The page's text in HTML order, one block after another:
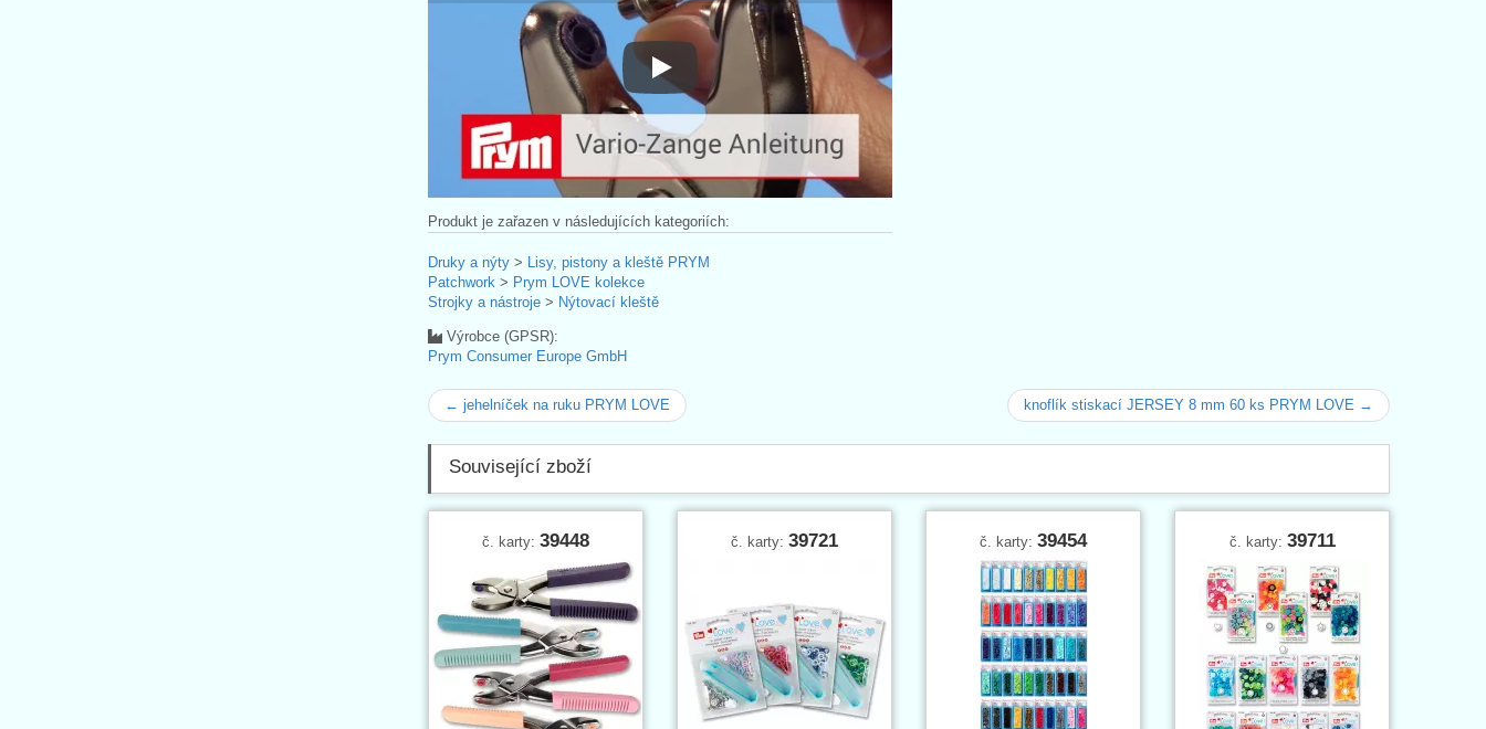
Návod na použití
Produkt je zařazen v následujících kategoriích:
Druky a nýty >
Lisy, pistony a kleště PRYM
Patchwork > Prym LOVE kolekce
Strojky a nástroje > Nýtovací kleště
Výrobce (GPSR):
Prym Consumer Europe GmbH
← jehelníček na ruku PRYM LOVE knoflík stiskací JERSEY 8 mm 60 ks PRYM LOVE →
Související zboží
č. karty: 39448 č. karty: 39721 č. karty: 39454 č. karty: 39711